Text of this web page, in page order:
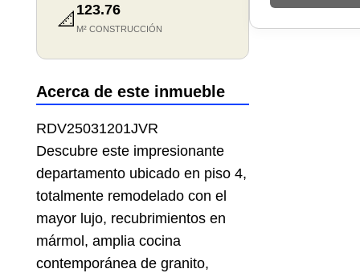
📐 123.76
M² CONSTRUCCIÓN
Acerca de este inmueble
RDV25031201JVR
Descubre este impresionante
departamento ubicado en piso 4,
totalmente remodelado con el
mayor lujo, recubrimientos en
mármol, amplia cocina
contemporánea de granito,